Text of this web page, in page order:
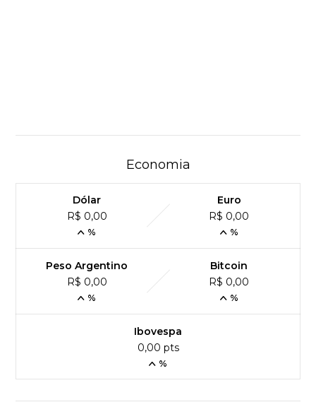
Economia
Dólar
R$ 0,00
%
Euro
R$ 0,00
%
Peso Argentino
R$ 0,00
%
Bitcoin
R$ 0,00
%
Ibovespa
0,00 pts
%